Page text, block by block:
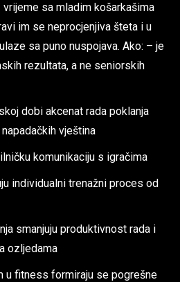
sa mladim košarkašima
im se neprocjenjiva šteta i u
sa puno nuspojava. Ako: – je
rezultata, a ne seniorskih
dobi akcenat rada poklanja
vještina
komunikaciju s igračima
individualni trenažni proces od
smanjuju produktivnost rada i
ozljedama
u fitness formiraju se pogrešne